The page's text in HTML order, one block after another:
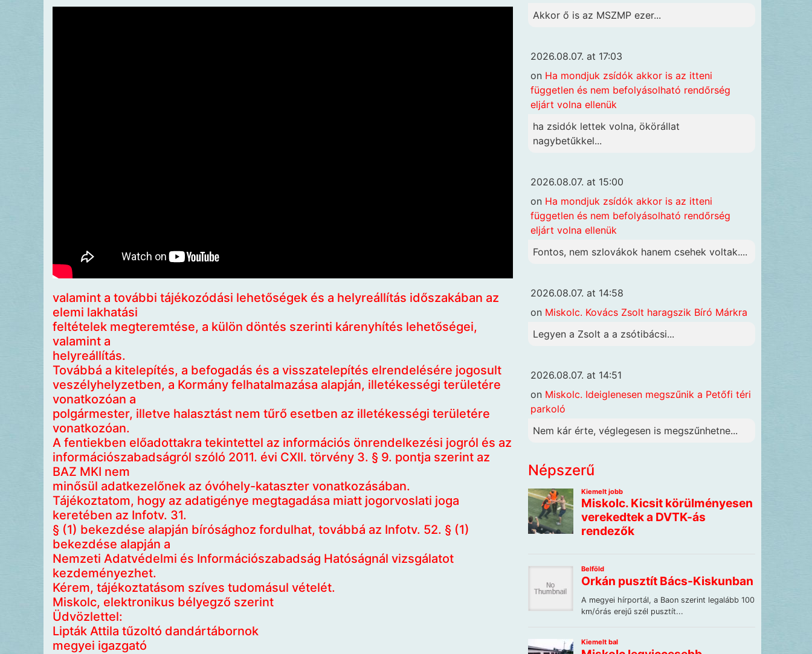
valamint a további tájékozódási lehetőségek és a helyreállítás időszakában az
elemi lakhatási
feltételek megteremtése, a külön döntés szerinti kárenyhítés lehetőségei,
valamint a
helyreállítás.
Továbbá a kitelepítés, a befogadás és a visszatelepítés elrendelésére jogosult
veszélyhelyzetben, a Kormány felhatalmazása alapján, illetékességi területére
vonatkozóan a
polgármester, illetve halasztást nem tűrő esetben az illetékességi területére
vonatkozóan.
A fentiekben előadottakra tekintettel az információs önrendelkezési jogról és az
információszabadságról szóló 2011. évi CXII. törvény 3. § 9. pontja szerint az
BAZ MKI nem
minősül adatkezelőnek az óvóhely-kataszter vonatkozásában.
Tájékoztatom, hogy az adatigénye megtagadása miatt jogorvoslati joga
keretében az Infotv. 31.
§ (1) bekezdése alapján bírósághoz fordulhat, továbbá az Infotv. 52. § (1)
bekezdése alapján a
Nemzeti Adatvédelmi és Információszabadság Hatóságnál vizsgálatot
kezdeményezhet.
Kérem, tájékoztatásom szíves tudomásul vételét.
Miskolc, elektronikus bélyegző szerint
Üdvözlettel:
Lipták Attila tűzoltó dandártábornok
megyei igazgató
Akkor ő is az MSZMP ezer...
2026.08.07. at 17:03
on Ha mondjuk zsídók akkor is az itteni
független és nem befolyásolható rendőrség
eljárt volna ellenük
ha zsidók lettek volna, ökörállat
nagybetűkkel...
2026.08.07. at 15:00
on Ha mondjuk zsídók akkor is az itteni
független és nem befolyásolható rendőrség
eljárt volna ellenük
Fontos, nem szlovákok hanem csehek voltak....
2026.08.07. at 14:58
on Miskolc. Kovács Zsolt haragszik Bíró Márkra
Legyen a Zsolt a a zsótibácsi...
2026.08.07. at 14:51
on Miskolc. Ideiglenesen megszűnik a Petőfi téri
parkoló
Nem kár érte, véglegesen is megszűnhetne...
Népszerű